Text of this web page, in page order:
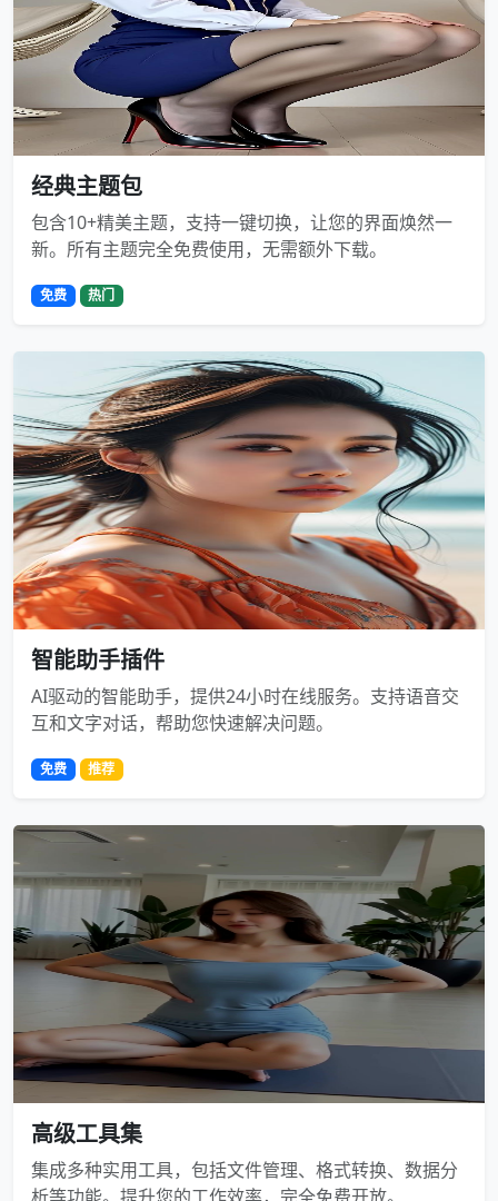
经典主题包
包含10+精美主题，支持一键切换，让您的界面焕然一
新。所有主题完全免费使用，无需额外下载。
免费 热门
智能助手插件
AI驱动的智能助手，提供24小时在线服务。支持语音交
互和文字对话，帮助您快速解决问题。
免费 推荐
高级工具集
集成多种实用工具，包括文件管理、格式转换、数据分